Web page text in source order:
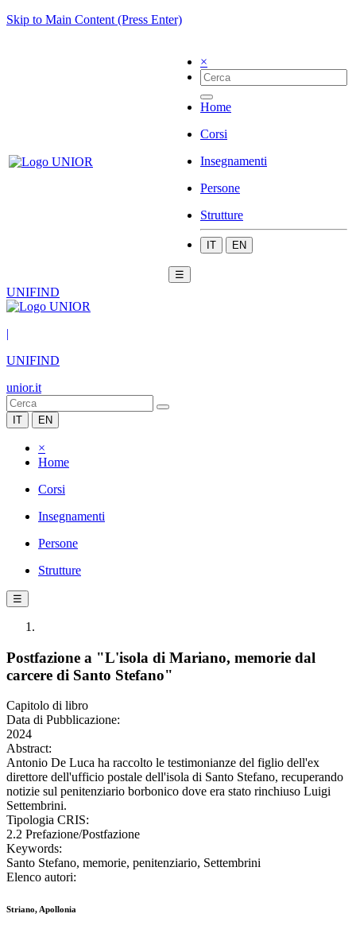
Skip to Main Content (Press Enter)
×
Home
Corsi
Insegnamenti
Persone
Strutture
IT EN
☰
UNIFIND
|
UNIFIND
unior.it
IT EN
×
Home
Corsi
Insegnamenti
Persone
Strutture
☰
Postfazione a "L'isola di Mariano, memorie dal
carcere di Santo Stefano"
Capitolo di libro
Data di Pubblicazione:
2024
Abstract:
Antonio De Luca ha raccolto le testimonianze del figlio dell'ex
direttore dell'ufficio postale dell'isola di Santo Stefano, recuperando
notizie sul penitenziario borbonico dove era stato rinchiuso Luigi
Settembrini.
Tipologia CRIS:
2.2 Prefazione/Postfazione
Keywords:
Santo Stefano, memorie, penitenziario, Settembrini
Elenco autori:
Striano, Apollonia